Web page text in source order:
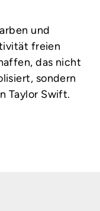
und
freien
das nicht
sondern
Taylor Swift.